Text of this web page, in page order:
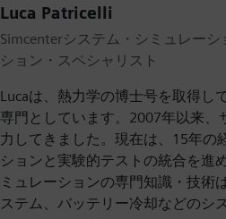
Luca Patricelli
Simcenterシステム・シミュレー
ション・スペシャリスト
Lucaは、熱力学の博士号を取得し
専門としています。2007年以来、
力してきました。現在は、15年の
ションと実験的テストの統合を進
ミュレーションの専門知識・技術
ステム、バッテリー冷却などのシ